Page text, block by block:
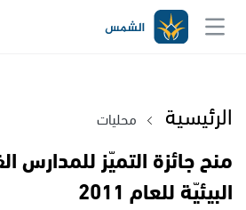
الرئيسية محليات
منح جائزة التميّز للمدارس
البيئيّة للعام 2011